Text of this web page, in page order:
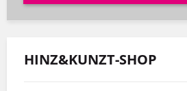
HINZ&KUNZT-SHOP